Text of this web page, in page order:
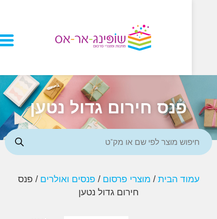
פנס חירום גדול נטען
הבית/מוצרי פרסום /פנסים ואולרים/ פנס
חירום גדול נטען